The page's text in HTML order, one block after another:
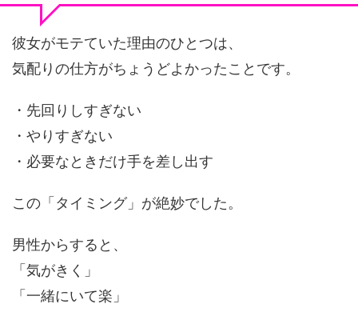
彼女がモテていた理由のひとつは、
気配りの仕方がちょうどよかったことです。
・先回りしすぎない
・やりすぎない
・必要なときだけ手を差し出す
この「タイミング」が絶妙でした。
男性からすると、
「気がきく」
「一緒にいて楽」